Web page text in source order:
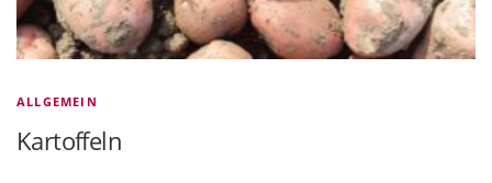
ALLGEMEIN
Kartoffeln